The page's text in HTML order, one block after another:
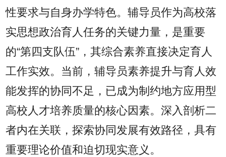
性要求与自身办学特色。辅导员作为高校落
实思想政治育人任务的关键力量，是重要
的“第四支队伍”，其综合素养直接决定育人
工作实效。当前，辅导员素养提升与育人效
能发挥的协同不足，已成为制约地方应用型
高校人才培养质量的核心因素。深入剖析二
者内在关联，探索协同发展有效路径，具有
重要理论价值和迫切现实意义。